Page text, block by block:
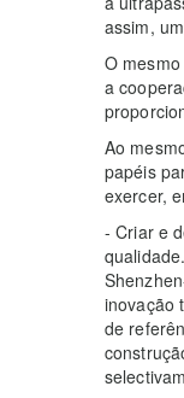
assim,
O
a
Ao
papéis
exercer,
- Criar e
inovação
de